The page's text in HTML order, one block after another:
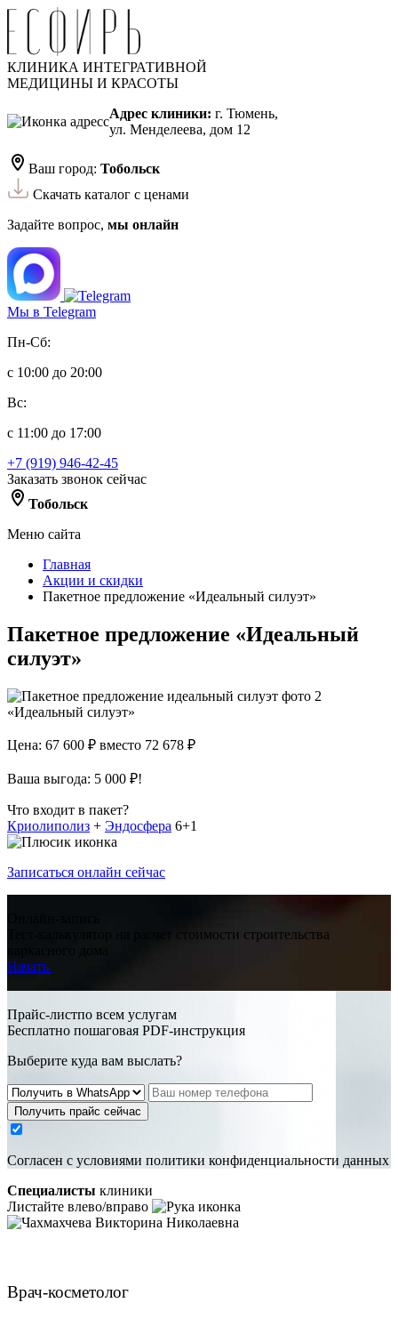
КЛИНИКА ИНТЕГРАТИВНОЙ
МЕДИЦИНЫ И КРАСОТЫ
Адрес клиники: г. Тюмень,
ул. Менделеева, дом 12
Ваш город: Тобольск
Скачать каталог с ценами
Задайте вопрос, мы онлайн
Мы в Telegram
Пн-Сб:
с 10:00 до 20:00
Вс:
с 11:00 до 17:00
+7 (919) 946-42-45
Заказать звонок сейчас
Тобольск
Меню сайта
Главная
Акции и скидки
Пакетное предложение «Идеальный силуэт»
Пакетное предложение «Идеальный
силуэт»
«Идеальный силуэт»
Цена: 67 600 ₽ вместо 72 678 ₽
Ваша выгода: 5 000 ₽!
Что входит в пакет?
Криолиполиз + Эндосфера 6+1
Записаться онлайн сейчас
Тест-калькулятор на расчет стоимости строительства
Начать
Прайс-листпо всем услугам
Бесплатно пошаговая PDF-инструкция
Выберите куда вам выслать?
Получить прайс сейчас
Cогласен с условиями политики конфиденциальности данных
Специалисты клиники
Листайте влево/вправо
Врач-косметолог